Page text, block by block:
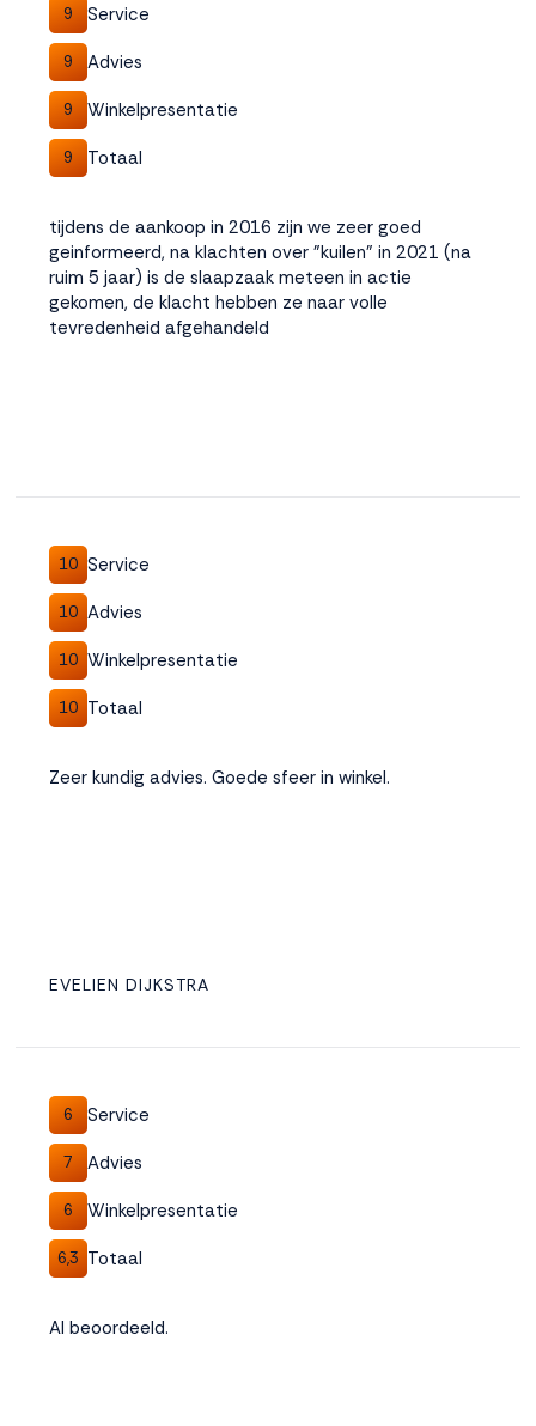
9 Service
9 Advies
9 Winkelpresentatie
9 Totaal
tijdens de aankoop in 2016 zijn we zeer goed
geinformeerd, na klachten over "kuilen" in 2021 (na
ruim 5 jaar) is de slaapzaak meteen in actie
gekomen, de klacht hebben ze naar volle
tevredenheid afgehandeld
10 Service
10 Advies
10 Winkelpresentatie
10 Totaal
Zeer kundig advies. Goede sfeer in winkel.
EVELIEN DIJKSTRA
6 Service
7 Advies
6 Winkelpresentatie
6,3 Totaal
Al beoordeeld.